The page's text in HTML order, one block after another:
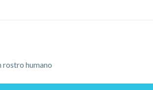
rostro humano